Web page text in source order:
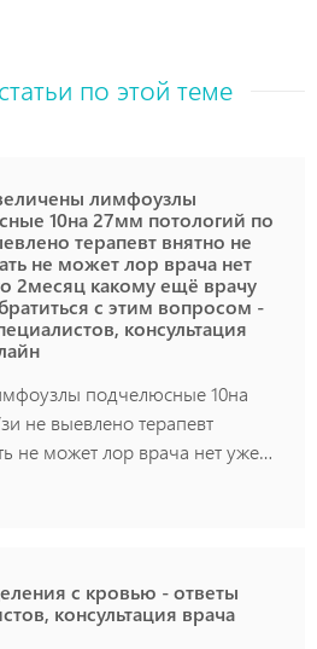
по этой теме
лимфоузлы
10на 27мм потологий по
терапевт внятно не
не может лор врача нет
2месяц какому ещё врачу
с этим вопросом -
консультация
подчелюсные 10на
не выевлено терапевт
не может лор врача нет уже
с кровью - ответы
консультация врача